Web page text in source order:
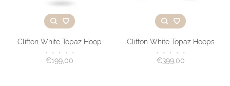
Clifton White Topaz Hoop
• • • • •
€199,00
Clifton White Topaz Hoops
• • • • •
€399,00